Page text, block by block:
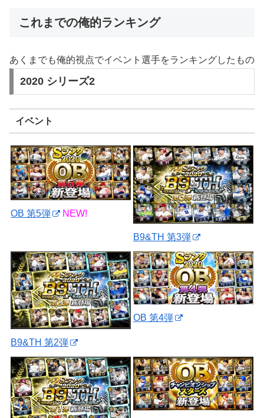
これまでの俺的ランキング
あくまでも俺的視点でイベント選手をランキングしたもの
2020 シリーズ2
イベント
OB 第5弾 NEW!
B9&TH 第3弾
B9&TH 第2弾
OB 第4弾